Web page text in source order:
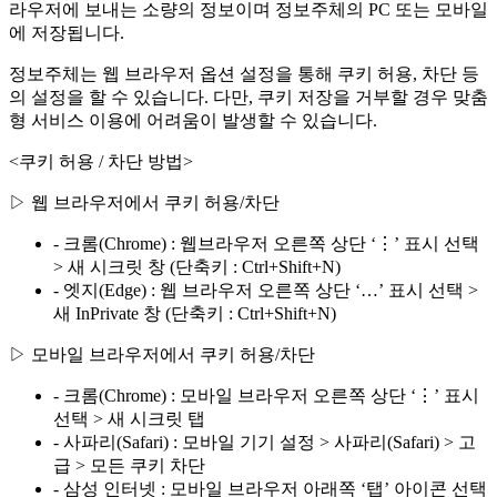
라우저에 보내는 소량의 정보이며 정보주체의 PC 또는 모바일
에 저장됩니다.
정보주체는 웹 브라우저 옵션 설정을 통해 쿠키 허용, 차단 등
의 설정을 할 수 있습니다. 다만, 쿠키 저장을 거부할 경우 맞춤
형 서비스 이용에 어려움이 발생할 수 있습니다.
<쿠키 허용 / 차단 방법>
▷ 웹 브라우저에서 쿠키 허용/차단
- 크롬(Chrome) : 웹브라우저 오른쪽 상단 ‘⋮’ 표시 선택
> 새 시크릿 창 (단축키 : Ctrl+Shift+N)
- 엣지(Edge) : 웹 브라우저 오른쪽 상단 ‘…’ 표시 선택 >
새 InPrivate 창 (단축키 : Ctrl+Shift+N)
▷ 모바일 브라우저에서 쿠키 허용/차단
- 크롬(Chrome) : 모바일 브라우저 오른쪽 상단 ‘⋮’ 표시
선택 > 새 시크릿 탭
- 사파리(Safari) : 모바일 기기 설정 > 사파리(Safari) > 고
급 > 모든 쿠키 차단
- 삼성 인터넷 : 모바일 브라우저 아래쪽 ‘탭’ 아이콘 선택